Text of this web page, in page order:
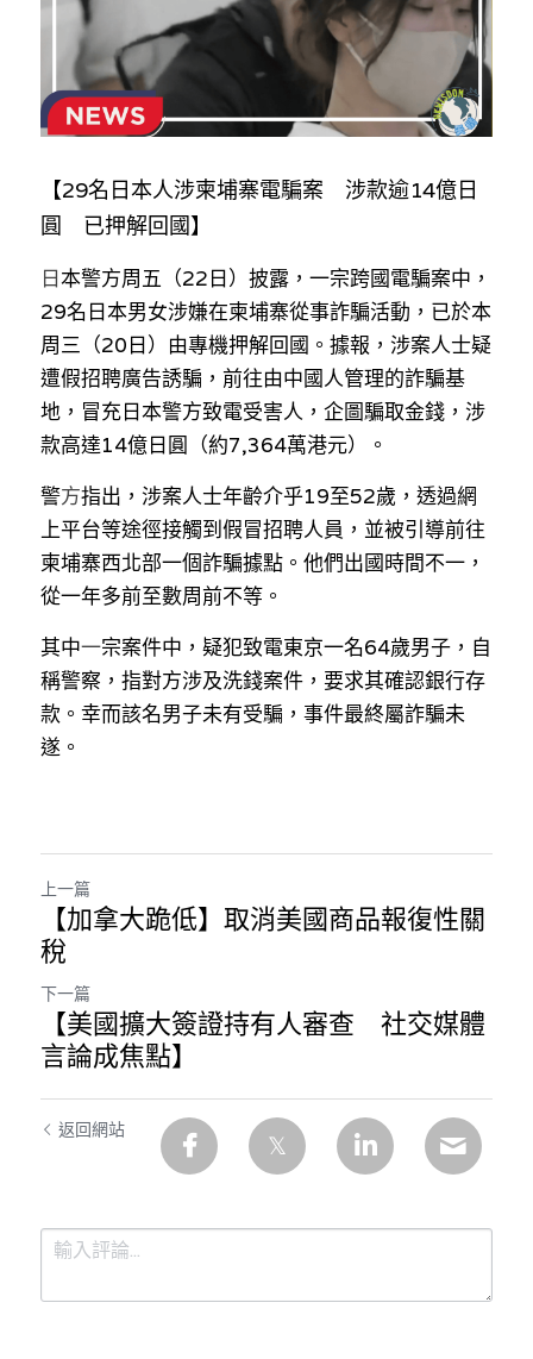
美西霸凌內幕
美西極權主義
真相直擊
極端暴恐實錄
朱庭萱專欄
莫綺琪專欄
黃萬成專欄
招國偉專欄
林伯強專欄
馮煒光專欄
趙處機專欄
大衛sir專欄
曾子晴 - 晴深直說
龔靜儀大律師專欄
陳貴春大律師專欄
溫志倫專欄
汪明欣專欄
莊豪鋒專欄
香港科技專上書院｜專欄
屠龍小隊案
黎智英案審訊
支聯會案
35+顛覆案
吃喝玩指南
休閒好介紹
親子
花生仔漫畫週記
關於我們
人才招聘
投稿熱線
商戶合作
條款及細則
關於我們
搜索
繁體中文
【29名日本人涉柬埔寨電騙案　涉款逾14億日
圓　已押解回國】
日本警方周五（22日）披露，一宗跨國電騙案中，
29名日本男女涉嫌在柬埔寨從事詐騙活動，已於本
周三（20日）由專機押解回國。據報，涉案人士疑
遭假招聘廣告誘騙，前往由中國人管理的詐騙基
地，冒充日本警方致電受害人，企圖騙取金錢，涉
款高達14億日圓（約7,364萬港元）。
警方指出，涉案人士年齡介乎19至52歲，透過網
上平台等途徑接觸到假冒招聘人員，並被引導前往
柬埔寨西北部一個詐騙據點。他們出國時間不一，
從一年多前至數周前不等。
其中一宗案件中，疑犯致電東京一名64歲男子，自
稱警察，指對方涉及洗錢案件，要求其確認銀行存
款。幸而該名男子未有受騙，事件最終屬詐騙未
遂。
上一篇
【加拿大跪低】取消美國商品報復性關
稅
下一篇
【美國擴大簽證持有人審查 社交媒體
言論成焦點】
返回網站